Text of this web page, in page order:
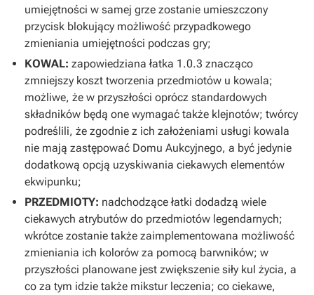
umiejętności w samej grze zostanie umieszczony
przycisk blokujący możliwość przypadkowego
zmieniania umiejętności podczas gry;
KOWAL: zapowiedziana łatka 1.0.3 znacząco
zmniejszy koszt tworzenia przedmiotów u kowala;
możliwe, że w przyszłości oprócz standardowych
składników będą one wymagać także klejnotów; twórcy
podreślili, że zgodnie z ich założeniami usługi kowala
nie mają zastępować Domu Aukcyjnego, a być jedynie
dodatkową opcją uzyskiwania ciekawych elementów
ekwipunku;
PRZEDMIOTY: nadchodzące łatki dodadzą wiele
ciekawych atrybutów do przedmiotów legendarnych;
wkrótce zostanie także zaimplementowana możliwość
zmieniania ich kolorów za pomocą barwników; w
przyszłości planowane jest zwiększenie siły kul życia, a
co za tym idzie także mikstur leczenia; co ciekawe,